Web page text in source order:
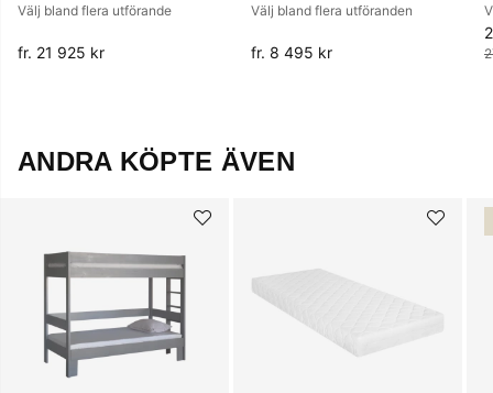
Välj bland flera utförande
fr. 21 925 kr
Välj bland flera utföranden
fr. 8 495 kr
ANDRA KÖPTE ÄVEN